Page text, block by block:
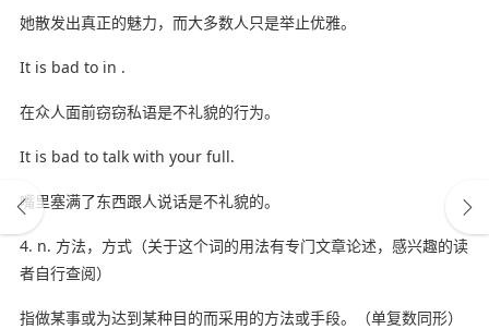
她散发出真正的魅力，而大多数人只是举止优雅。
It is bad to in .
在众人面前窃窃私语是不礼貌的行为。
It is bad to talk with your full.
嘴里塞满了东西跟人说话是不礼貌的。
4. n. 方法，方式（关于这个词的用法有专门文章论述，感兴趣的读
者自行查阅）
指做某事或为达到某种目的而采用的方法或手段。（单复数同形）